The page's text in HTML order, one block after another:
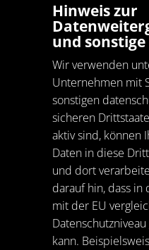
Hinweis zur
und
Wir verwenden
Unternehmen mit
sonstigen
sicheren
aktiv sind, können
Daten in diese
und dort
darauf hin, dass in
mit der EU
kann.